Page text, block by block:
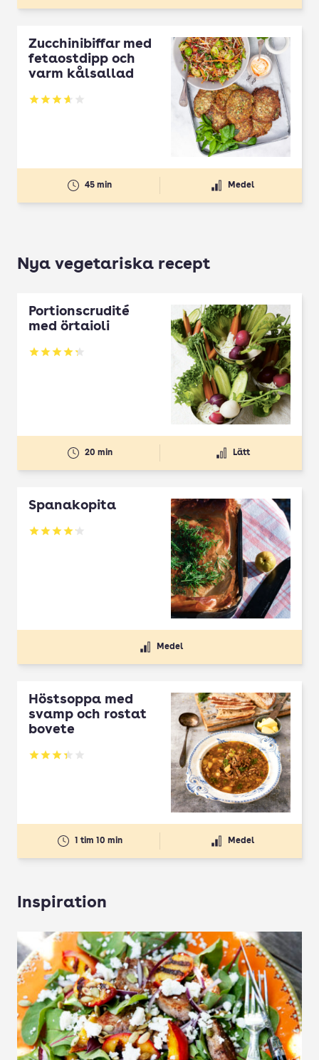
Zucchinibiffar med
fetaostdipp och
varm kålsallad
Betyg: 3.68 av 5
45 min Medel
Nya vegetariska recept
Portionscrudité
med örtaioli
Betyg: 4.27 av 5
20 min Lätt
Spanakopita
Betyg: 4.1 av 5
Medel
Höstsoppa med
svamp och rostat
bovete
Betyg: 3.33 av 5
1 tim 10 min Medel
Inspiration